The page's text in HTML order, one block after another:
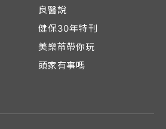
良醫說
健保30年特刊
美樂蒂帶你玩
頭家有事嗎